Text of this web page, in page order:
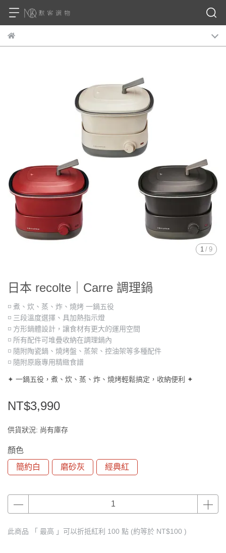
1 / 9
日本 recolte｜Carre 調理鍋
◽ 煮、炊、蒸、炸、燒烤 一鍋五役
◽ 三段溫度選擇、具加熱指示燈
◽ 方形鍋體設計，讓食材有更大的運用空間
◽ 所有配件可堆疊收納在調理鍋內
◽ 隨附陶瓷鍋、燒烤盤、蒸架、控油架等多種配件
◽ 隨附原廠專用精緻食譜
✦ 一鍋五役，煮、炊、蒸、炸、燒烤輕鬆搞定，收納便利 ✦
NT$3,990
供貨狀況: 尚有庫存
顏色
簡約白
磨砂灰 經典紅
此商品 「 最高 」可以折抵紅利 100 點 (約等於 NT$100 )